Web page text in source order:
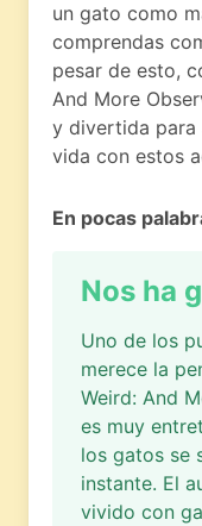
un gato como
comprendas
pesar de esto,
And More
y divertida para
vida con estos
En pocas
Nos ha
Uno de los
merece la
Weird: And
es muy
los gatos se
instante. El
vivido con